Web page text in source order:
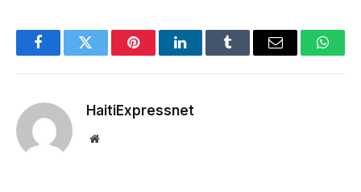
FacebookTwitter PinterestLinkedInTumblr Email
HaitiExpressnet
Website